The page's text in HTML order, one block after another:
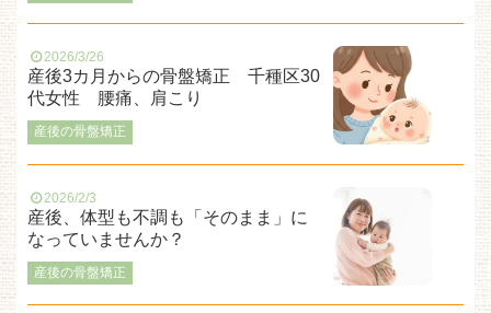
2026/3/26
産後3カ月からの骨盤矯正 千種区30
代女性 腰痛、肩こり
産後の骨盤矯正
2026/2/3
産後、体型も不調も「そのまま」に
なっていませんか？
産後の骨盤矯正